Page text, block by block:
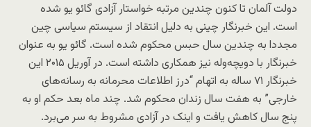
دولت آلمان تا کنون چندین مرتبه خواستار آزادی گائو یو شده
است. این خبرنگار چینی به دلیل انتقاد از سیستم سیاسی چین
مجددا به چندین سال حبس محکوم شده است. گائو یو به عنوان
خبرنگار با دویچه‌وله نیز همکاری داشته است. در آوریل ۲۰۱۵ این
خبرنگار ۷۱ ساله به اتهام “درز اطلاعات محرمانه به رسانه‌های
خارجی” به هفت سال زندان محکوم شد. چند ماه بعد حکم او به
پنج سال کاهش یافت و اینک در آزادی مشروط به سر می‌برد.